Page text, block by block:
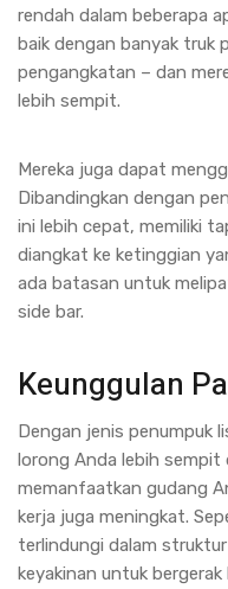
rendah dalam beberapa
baik dengan banyak truk
pengangkatan – dan
lebih sempit.
Mereka juga dapat
Dibandingkan dengan
ini lebih cepat, memiliki
diangkat ke ketinggian
ada batasan untuk
side bar.
Keunggulan
Dengan jenis penumpuk
lorong Anda lebih
memanfaatkan gudang
kerja juga meningkat.
terlindungi dalam
keyakinan untuk